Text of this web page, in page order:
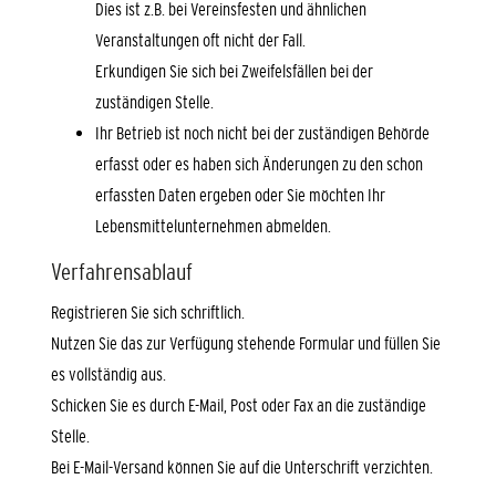
Dies ist z.B. bei Vereinsfesten und ähnlichen
Veranstaltungen oft nicht der Fall.
Erkundigen Sie sich bei Zweifelsfällen bei der
zuständigen Stelle.
Ihr Betrieb ist noch nicht bei der zuständigen Behörde
erfasst oder es haben sich Änderungen zu den schon
erfassten Daten ergeben oder Sie möchten Ihr
Lebensmittelunternehmen abmelden.
Verfahrensablauf
Registrieren Sie sich schriftlich.
Nutzen Sie das zur Verfügung stehende Formular und füllen Sie
es vollständig aus.
Schicken Sie es durch E-Mail, Post oder Fax an die zuständige
Stelle.
Bei E-Mail-Versand können Sie auf die Unterschrift verzichten.